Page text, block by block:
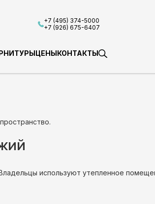
+7 (495) 374-5000
+7 (926) 675-6407
ЦЕНЫКОНТАКТЫ
используют утепленное